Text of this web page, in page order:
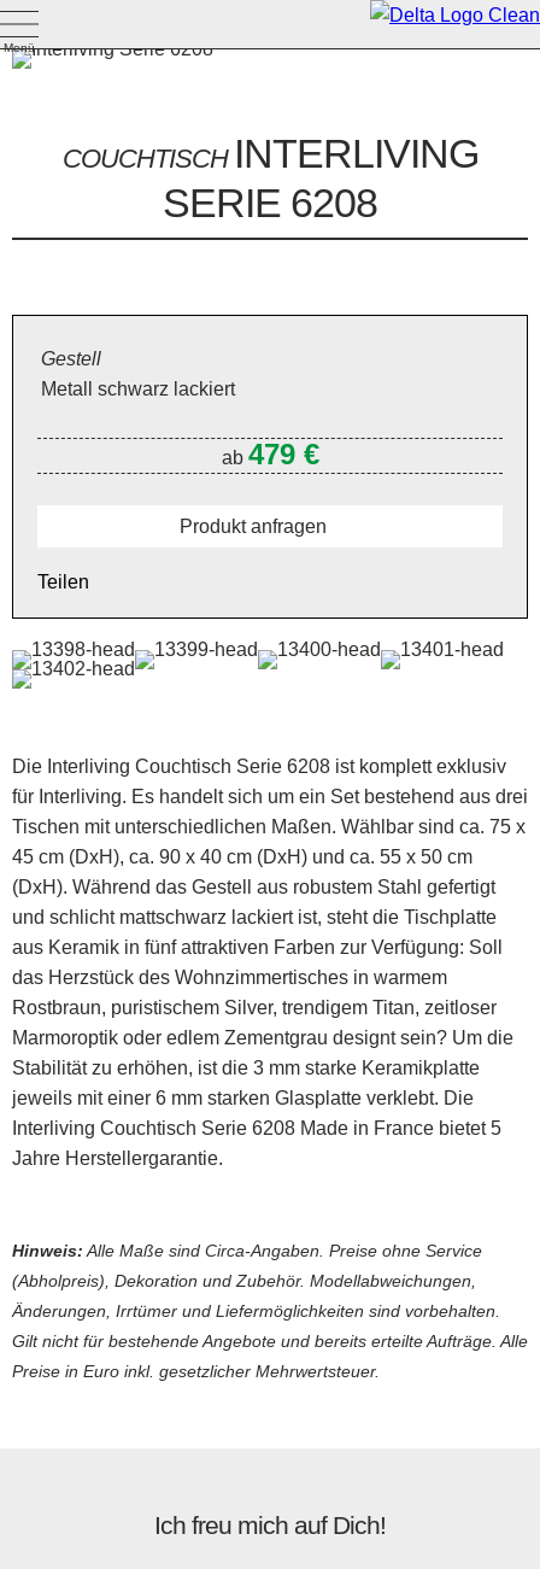
Menü
COUCHTISCH INTERLIVING
SERIE 6208
Die Interliving Couchtisch Serie 6208 ist komplett exklusiv
für Interliving. Es handelt sich um ein Set bestehend aus drei
Tischen mit unterschiedlichen Maßen. Wählbar sind ca. 75 x
45 cm (DxH), ca. 90 x 40 cm (DxH) und ca. 55 x 50 cm
(DxH). Während das Gestell aus robustem Stahl gefertigt
und schlicht mattschwarz lackiert ist, steht die Tischplatte
aus Keramik in fünf attraktiven Farben zur Verfügung: Soll
das Herzstück des Wohnzimmertisches in warmem
Rostbraun, puristischem Silver, trendigem Titan, zeitloser
Marmoroptik oder edlem Zementgrau designt sein? Um die
Stabilität zu erhöhen, ist die 3 mm starke Keramikplatte
jeweils mit einer 6 mm starken Glasplatte verklebt. Die
Interliving Couchtisch Serie 6208 Made in France bietet 5
Jahre Herstellergarantie.
Gestell
Metall schwarz lackiert
ab 479 €
Produkt anfragen
Teilen
Hinweis: Alle Maße sind Circa-Angaben. Preise ohne Service
(Abholpreis), Dekoration und Zubehör. Modellabweichungen,
Änderungen, Irrtümer und Liefermöglichkeiten sind vorbehalten.
Gilt nicht für bestehende Angebote und bereits erteilte Aufträge. Alle
Preise in Euro inkl. gesetzlicher Mehrwertsteuer.
Ich freu mich auf Dich!